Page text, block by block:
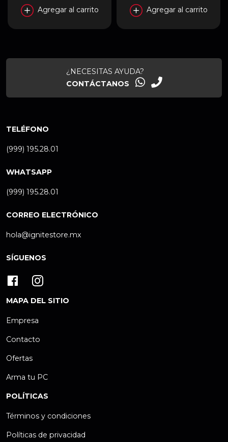
Agregar al carrito
Agregar al carrito
¿NECESITAS AYUDA?
CONTÁCTANOS
TELÉFONO
(999) 195.28.01
WHATSAPP
(999) 195.28.01
CORREO ELECTRÓNICO
hola@ignitestore.mx
SÍGUENOS
MAPA DEL SITIO
Empresa
Contacto
Ofertas
Arma tu PC
POLÍTICAS
Términos y condiciones
Políticas de privacidad